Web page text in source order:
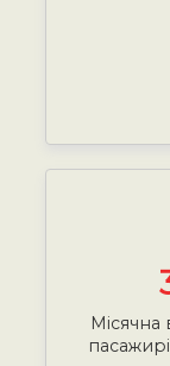
Місячна